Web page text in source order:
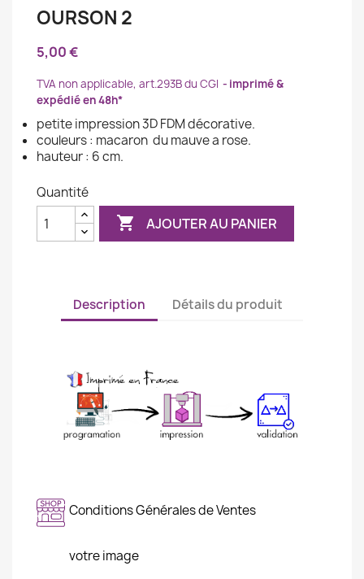
OURSON 2
5,00 €
TVA non applicable, art.293B du CGI
imprimé &
expédié en 48h*
petite impression 3D FDM décorative.
couleurs : macaron du mauve a rose.
hauteur : 6 cm.
Quantité
 AJOUTER AU PANIER
Description Détails du produit
Conditions Générales de Ventes
votre image